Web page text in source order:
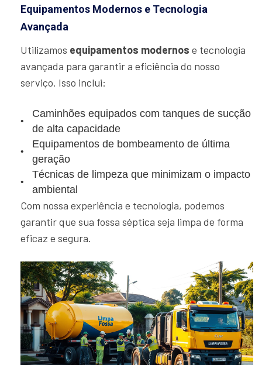
Equipamentos Modernos e Tecnologia
Avançada
Utilizamos equipamentos modernos e tecnologia
avançada para garantir a eficiência do nosso
serviço. Isso inclui:
Caminhões equipados com tanques de sucção
de alta capacidade
Equipamentos de bombeamento de última
geração
Técnicas de limpeza que minimizam o impacto
ambiental
Com nossa experiência e tecnologia, podemos
garantir que sua fossa séptica seja limpa de forma
eficaz e segura.